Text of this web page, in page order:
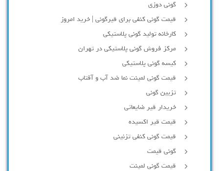
گونی دوزی
قیمت گونی کنفی برای قیرگونی | خرید امروز
کارخانه تولید گونی پلاستیکی
مرکز فروش گونی پلاستیکی در تهران
کیسه گونی پلاستیکی
قیمت گونی لمینت نما ضد آب و آفتاب
تزیین گونی
خریدار قیر ضایعاتی
قیمت قیر اکسیده
قیمت گونی کنفی تزئینی
گونی قیمت
قیمت گونی لمینت